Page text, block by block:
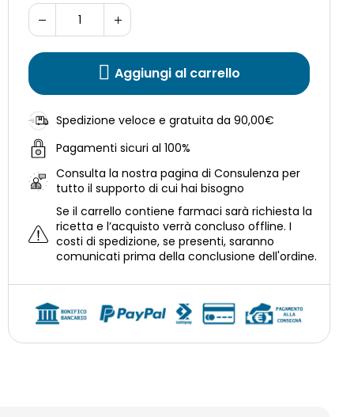
Aggiungi al carrello
Spedizione veloce e gratuita da 90,00€
Pagamenti sicuri al 100%
Consulta la nostra pagina di Consulenza per
tutto il supporto di cui hai bisogno
Se il carrello contiene farmaci sarà richiesta la
ricetta e l’acquisto verrà concluso offline. I
costi di spedizione, se presenti, saranno
comunicati prima della conclusione dell'ordine.